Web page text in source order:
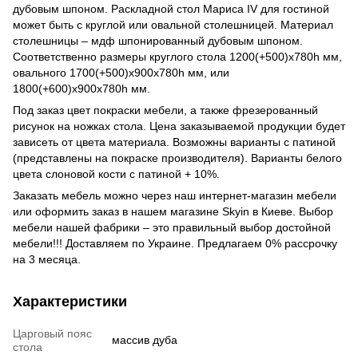
дубовым шпоном. Раскладной стол Мариса IV для гостиной
может быть с круглой или овальной столешницей. Материал
столешницы – мдф шпонированный дубовым шпоном.
Соответственно размеры круглого стола 1200(+500)х780h мм,
овального 1700(+500)х900х780h мм, или
1800(+600)х900х780h мм.
Под заказ цвет покраски мебели, а также фрезерованный
рисунок на ножках стола. Цена заказываемой продукции будет
зависеть от цвета материала. Возможны варианты с патиной
(представлены на покраске производителя). Варианты белого
цвета слоновой кости с патиной + 10%.
Заказать мебель можно через наш интернет-магазин мебели
или оформить заказ в нашем магазине Skyin в Киеве. Выбор
мебели нашей фабрики – это правильный выбор достойной
мебели!!! Доставляем по Украине. Предлагаем 0% рассрочку
на 3 месяца.
Характеристики
Царговый пояс
стола
массив дуба